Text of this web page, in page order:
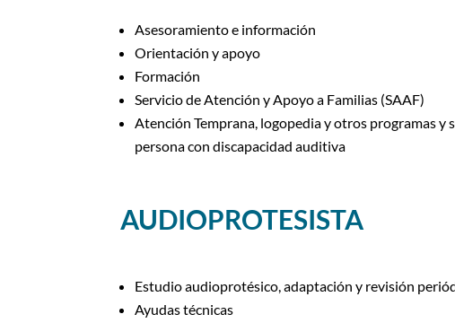
Asesoramiento e información
Orientación y apoyo
Formación
Servicio de Atención y Apoyo a Familias (SAAF)
Atención Temprana, logopedia y otros programas y
persona con discapacidad auditiva
AUDIOPROTESISTA
Estudio audioprotésico, adaptación y revisión
Ayudas técnicas